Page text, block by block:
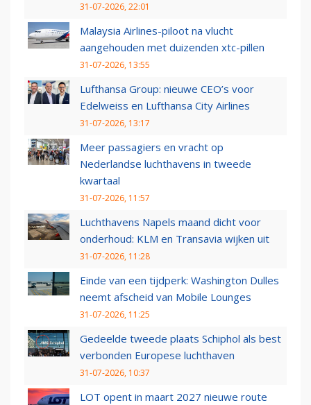
31-07-2026, 22:01
Malaysia Airlines-piloot na vlucht
aangehouden met duizenden xtc-pillen
31-07-2026, 13:55
Lufthansa Group: nieuwe CEO’s voor
Edelweiss en Lufthansa City Airlines
31-07-2026, 13:17
Meer passagiers en vracht op
Nederlandse luchthavens in tweede
kwartaal
31-07-2026, 11:57
Luchthavens Napels maand dicht voor
onderhoud: KLM en Transavia wijken uit
31-07-2026, 11:28
Einde van een tijdperk: Washington Dulles
neemt afscheid van Mobile Lounges
31-07-2026, 11:25
Gedeelde tweede plaats Schiphol als best
verbonden Europese luchthaven
31-07-2026, 10:37
LOT opent in maart 2027 nieuwe route